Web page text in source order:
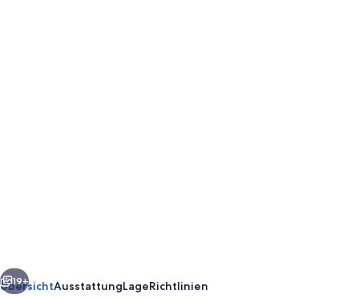
area.
Weiter
19+
ÜbersichtAusstattungLageRichtlinien